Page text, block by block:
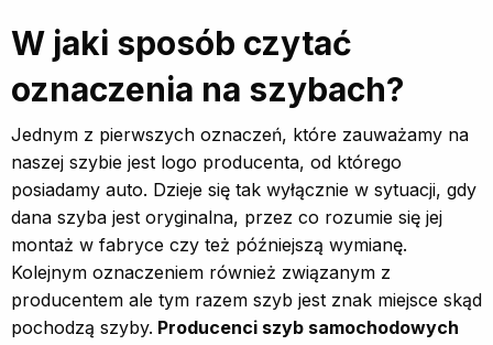
W jaki sposób czytać
oznaczenia na szybach?
Jednym z pierwszych oznaczeń, które zauważamy na
naszej szybie jest logo producenta, od którego
posiadamy auto. Dzieje się tak wyłącznie w sytuacji, gdy
dana szyba jest oryginalna, przez co rozumie się jej
montaż w fabryce czy też późniejszą wymianę.
Kolejnym oznaczeniem również związanym z
producentem ale tym razem szyb jest znak miejsce skąd
pochodzą szyby. Producenci szyb samochodowych